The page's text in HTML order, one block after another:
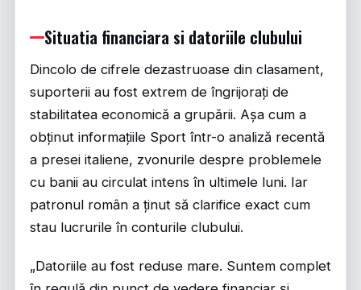
Situatia financiara si datoriile clubului
Dincolo de cifrele dezastruoase din clasament,
suporterii au fost extrem de îngrijorați de
stabilitatea economică a grupării. Așa cum a
obținut informațiile Sport într-o analiză recentă
a presei italiene, zvonurile despre problemele
cu banii au circulat intens în ultimele luni. Iar
patronul român a ținut să clarifice exact cum
stau lucrurile în conturile clubului.
„Datoriile au fost reduse mare. Suntem complet